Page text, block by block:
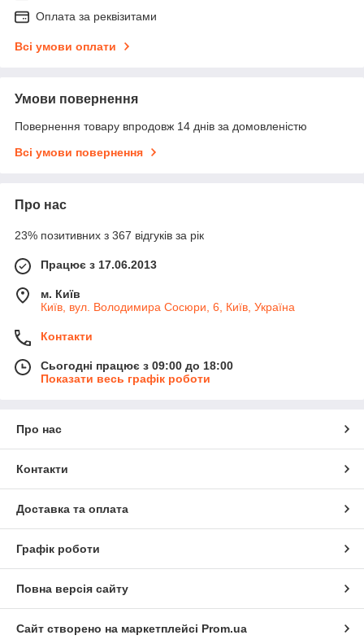
Оплата за реквізитами
Всі умови оплати
Умови повернення
Повернення товару впродовж 14 днів за домовленістю
Всі умови повернення
Про нас
23% позитивних з 367 відгуків за рік
Працює з 17.06.2013
м. Київ
Київ, вул. Володимира Сосюри, 6, Київ, Україна
Контакти
Сьогодні працює з 09:00 до 18:00
Показати весь графік роботи
Про нас
Контакти
Доставка та оплата
Графік роботи
Повна версія сайту
Сайт створено на маркетплейсі Prom.ua